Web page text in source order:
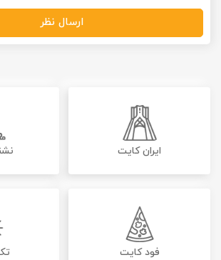
ارسال نظر
ایران کایت
فود کایت